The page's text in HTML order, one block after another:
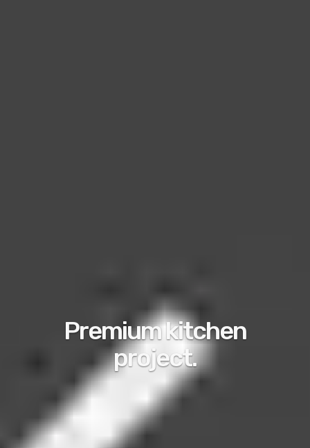
Premium kitchen
project.